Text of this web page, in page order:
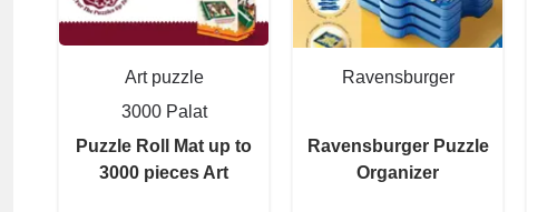
Art puzzle
3000 Palat
Puzzle Roll Mat up to
3000 pieces Art
Ravensburger
Ravensburger Puzzle
Organizer